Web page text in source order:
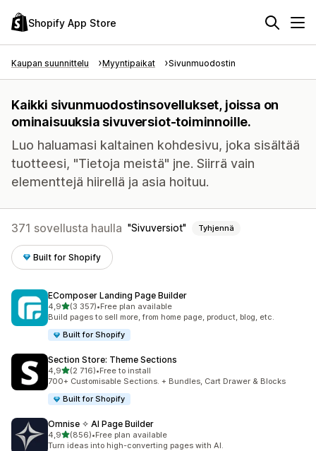
Shopify App Store
Kaupan suunnittelu Myyntipaikat Sivunmuodostin
Kaikki sivunmuodostinsovellukset, joissa on
ominaisuuksia sivuversiot-toiminnoille.
Luo haluamasi kaltainen kohdesivu, joka sisältää
tuotteesi, "Tietoja meistä" jne. Siirrä vain
elementtejä hiirellä ja asia hoituu.
371 sovellusta haulla Sivuversiot Tyhjennä
Built for Shopify
EComposer Landing Page Builder
4,9/ 5 tähteä
(3 357)
3357 arvostelua yhteensä
•Free plan available
Build pages to sell more, from home page, product, blog, etc.
Built for Shopify
Section Store: Theme Sections
4,9/ 5 tähteä
(2 716)
2716 arvostelua yhteensä
•Free to install
700+ Customisable Sections. + Bundles, Cart Drawer & Blocks
Built for Shopify
Omnise ✧ AI Page Builder
4,9/ 5 tähteä
(856)
856 arvostelua yhteensä
•Free plan available
Turn ideas into high-converting pages with AI.